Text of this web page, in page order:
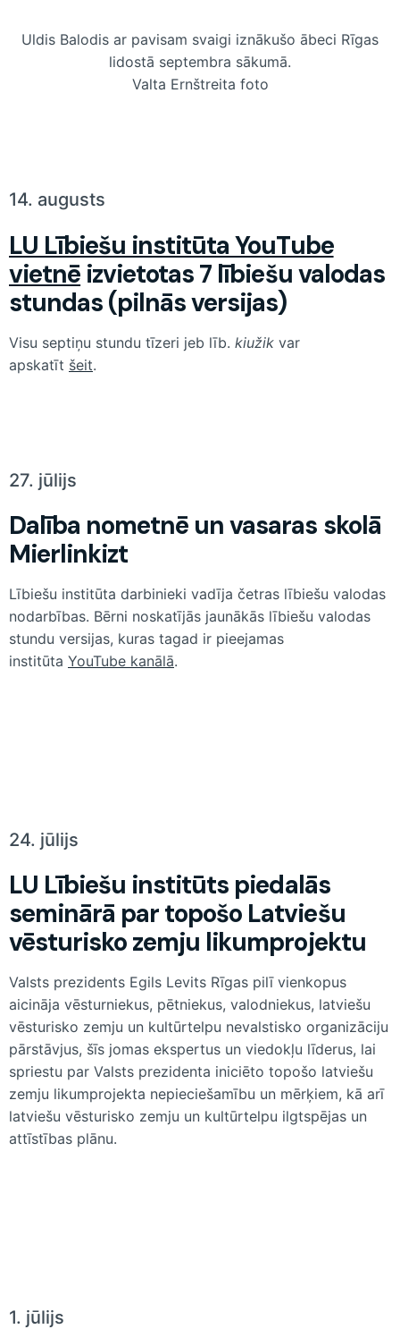
Uldis Balodis ar pavisam svaigi iznākušo ābeci Rīgas
lidostā septembra sākumā.
Valta Ernštreita foto
14. augusts
LU Lībiešu institūta YouTube
vietnē izvietotas 7 lībiešu valodas
stundas (pilnās versijas)
Visu septiņu stundu tīzeri jeb līb. kiužik var
apskatīt šeit.
27. jūlijs
Dalība nometnē un vasaras skolā
Mierlinkizt
Lībiešu institūta darbinieki vadīja četras lībiešu valodas
nodarbības. Bērni noskatījās jaunākās lībiešu valodas
stundu versijas, kuras tagad ir pieejamas
institūta YouTube kanālā.
24. jūlijs
LU Lībiešu institūts piedalās
seminārā par topošo Latviešu
vēsturisko zemju likumprojektu
Valsts prezidents Egils Levits Rīgas pilī vienkopus
aicināja vēsturniekus, pētniekus, valodniekus, latviešu
vēsturisko zemju un kultūrtelpu nevalstisko organizāciju
pārstāvjus, šīs jomas ekspertus un viedokļu līderus, lai
spriestu par Valsts prezidenta iniciēto topošo latviešu
zemju likumprojekta nepieciešamību un mērķiem, kā arī
latviešu vēsturisko zemju un kultūrtelpu ilgtspējas un
attīstības plānu.
1. jūlijs